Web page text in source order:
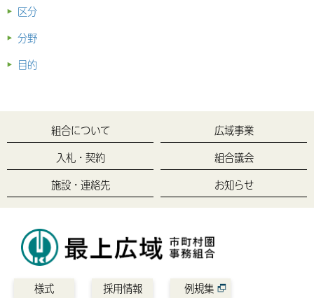
区分
分野
目的
組合について
広域事業
入札・契約
組合議会
施設・連絡先
お知らせ
様式 採用情報 例規集